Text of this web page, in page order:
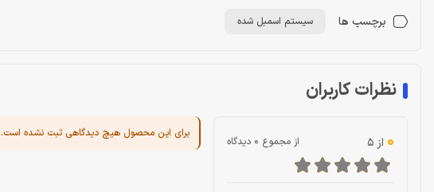
برچسب ها سیستم اسمبل شده
نظرات کاربران
0 از 5 از مجموع 0 دیدگاه
برای این محصول هیچ دیدگاهی ثبت نشده است.